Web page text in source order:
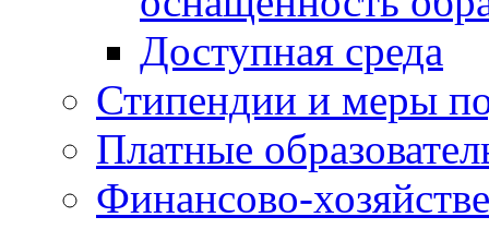
Доступная среда
Стипендии и меры
Платные
Финансово-